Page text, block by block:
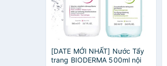
[DATE MỚI NHẤT] Nước Tẩy
trang BIODERMA 500ml nội